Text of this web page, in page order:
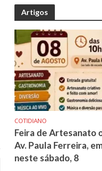
Artigos
COTIDIANO
Feira de Artesanato
Av. Paula Ferreira,
neste sábado, 8